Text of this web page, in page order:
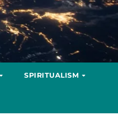
SPIRITUALISM